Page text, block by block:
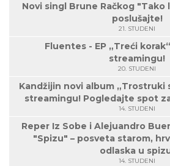
Novi singl Brune Račkog "Tako
poslušajte!
21. STUDENI
Fluentes - EP „Treći
streamingu!
20. STUDENI
Kandžijin novi album „Trostruki
streamingu! Pogledajte spot
14. STUDENI
Reper Iz Sobe i Alejuandro
"Spizu" – posveta starom,
odlaska u
14. STUDENI